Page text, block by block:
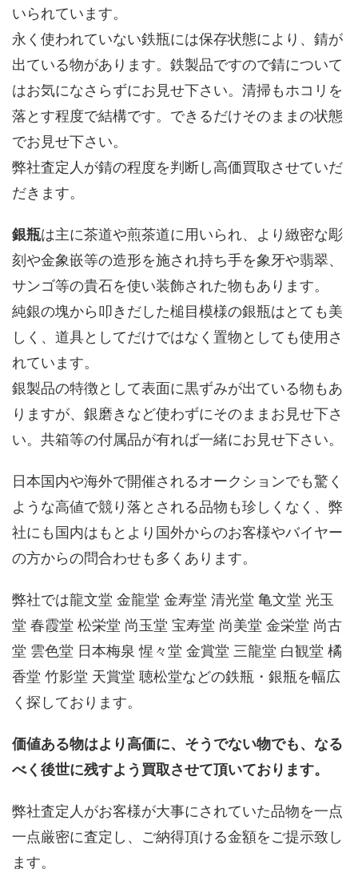
いられています。
永く使われていない鉄瓶には保存状態により、錆が
出ている物があります。鉄製品ですので錆について
はお気になさらずにお見せ下さい。清掃もホコリを
落とす程度で結構です。できるだけそのままの状態
でお見せ下さい。
弊社査定人が錆の程度を判断し高価買取させていだ
だきます。
銀瓶は主に茶道や煎茶道に用いられ、より緻密な彫
刻や金象嵌等の造形を施され持ち手を象牙や翡翠、
サンゴ等の貴石を使い装飾された物もあります。
純銀の塊から叩きだした槌目模様の銀瓶はとても美
しく、道具としてだけではなく置物としても使用さ
れています。
銀製品の特徴として表面に黒ずみが出ている物もあ
りますが、銀磨きなど使わずにそのままお見せ下さ
い。共箱等の付属品が有れば一緒にお見せ下さい。
日本国内や海外で開催されるオークションでも驚く
ような高値で競り落とされる品物も珍しくなく、弊
社にも国内はもとより国外からのお客様やバイヤー
の方からの問合わせも多くあります。
弊社では龍文堂 金龍堂 金寿堂 清光堂 亀文堂 光玉
堂 春霞堂 松栄堂 尚玉堂 宝寿堂 尚美堂 金栄堂 尚古
堂 雲色堂 日本梅泉 惺々堂 金賞堂 三龍堂 白観堂 橘
香堂 竹影堂 天賞堂 聴松堂などの鉄瓶・銀瓶を幅広
く探しております。
価値ある物はより高価に、そうでない物でも、なる
べく後世に残すよう買取させて頂いております。
弊社査定人がお客様が大事にされていた品物を一点
一点厳密に査定し、ご納得頂ける金額をご提示致し
ます。